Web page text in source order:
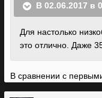
В 02.06.2017 в
Для настолько
это отлично. Даже
В сравнении с